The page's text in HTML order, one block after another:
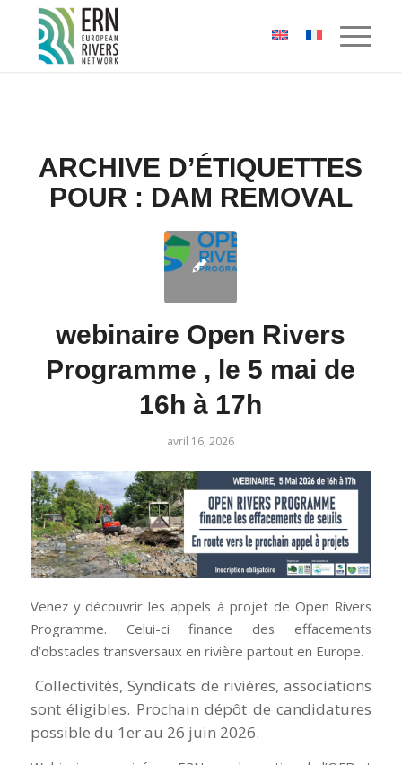
Panneau de gestion des cookies
ARCHIVE D’ÉTIQUETTES
POUR : DAM REMOVAL
webinaire Open Rivers
Programme , le 5 mai de
16h à 17h
avril 16, 2026
Venez y découvrir les appels à projet de Open Rivers
Programme. Celui-ci finance des effacements
d’obstacles transversaux en rivière partout en Europe.
Collectivités, Syndicats de rivières, associations
sont éligibles. Prochain dépôt de candidatures
possible du 1er au 26 juin 2026.